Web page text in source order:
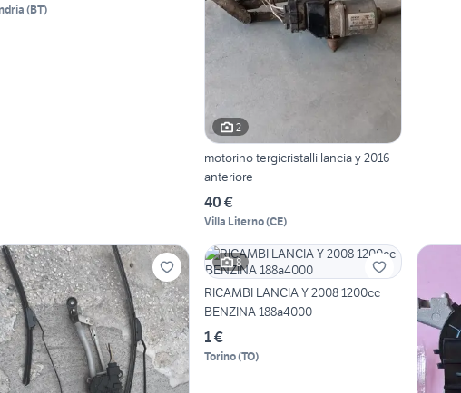
(BT)
2
motorino tergicristalli lancia y 2016
anteriore
40 €
Villa Literno(CE)
8
RICAMBI LANCIA Y 2008 1200cc
BENZINA 188a4000
1 €
Torino(TO)